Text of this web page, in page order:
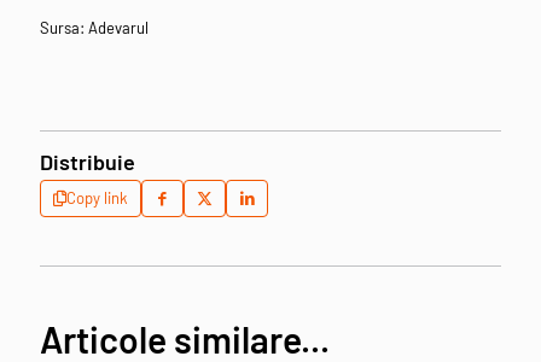
Sursa: Adevarul
Distribuie
Copy link
Articole similare...